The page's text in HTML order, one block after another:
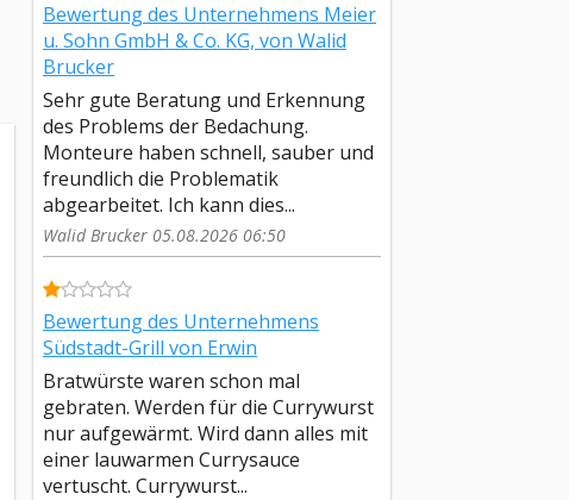
Bewertung des Unternehmens Meier
u. Sohn GmbH & Co. KG, von Walid
Brucker
Sehr gute Beratung und Erkennung
des Problems der Bedachung.
Monteure haben schnell, sauber und
freundlich die Problematik
abgearbeitet. Ich kann dies...
Walid Brucker 05.08.2026 06:50
Bewertung des Unternehmens
Südstadt-Grill von Erwin
Bratwürste waren schon mal
gebraten. Werden für die Currywurst
nur aufgewärmt. Wird dann alles mit
einer lauwarmen Currysauce
vertuscht. Currywurst...